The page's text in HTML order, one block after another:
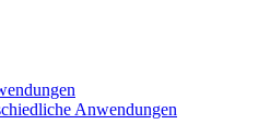
Anwendungen